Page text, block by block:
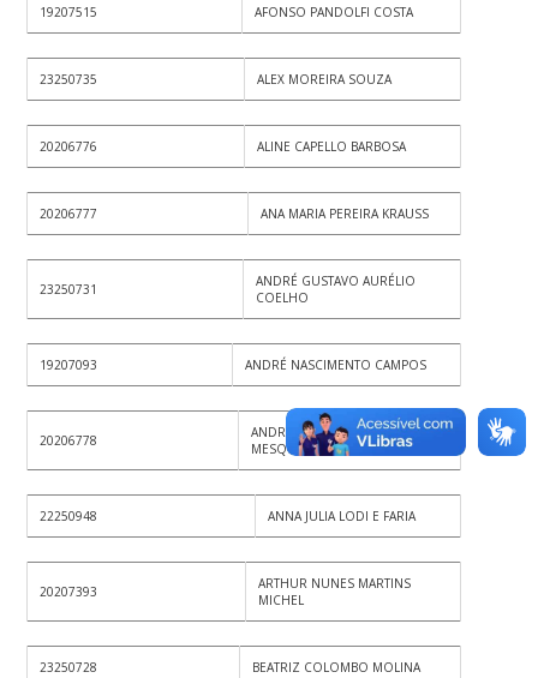
19207515 AFONSO PANDOLFI COSTA
23250735 ALEX MOREIRA SOUZA
20206776 ALINE CAPELLO BARBOSA
20206777 ANA MARIA PEREIRA KRAUSS
23250731
ANDRÉ GUSTAVO AURÉLIO
COELHO
19207093 ANDRÉ NASCIMENTO CAMPOS
20206778
ANDRESSA LECZMANN
MESQUITA
22250948 ANNA JULIA LODI E FARIA
20207393
ARTHUR NUNES MARTINS
MICHEL
23250728 BEATRIZ COLOMBO MOLINA